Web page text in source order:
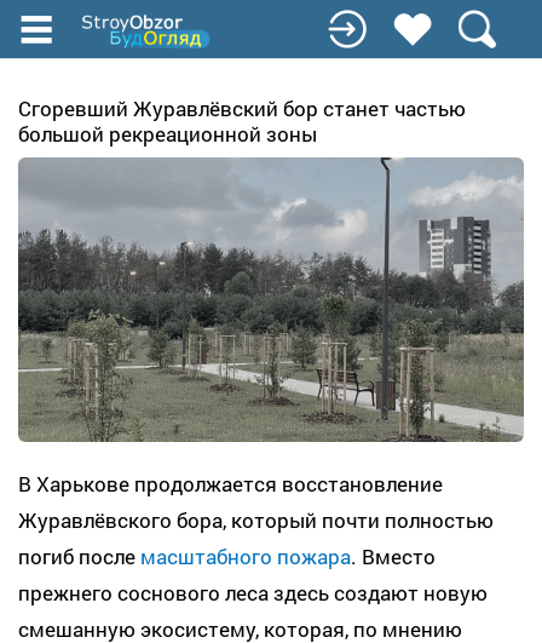
Перейти
содержанию
Сгоревший Журавлёвский бор станет частью
большой рекреационной зоны
В Харькове продолжается восстановление
Журавлёвского бора, который почти полностью
погиб после масштабного пожара. Вместо
прежнего соснового леса здесь создают новую
смешанную экосистему, которая, по мнению